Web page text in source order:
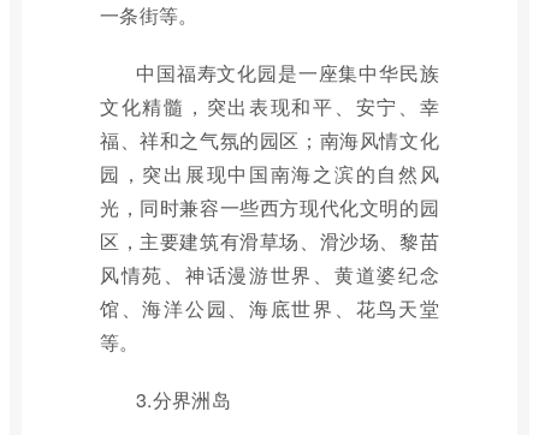
一条街等。
中国福寿文化园是一座集中华民族
文化精髓，突出表现和平、安宁、幸
福、祥和之气氛的园区；南海风情文化
园，突出展现中国南海之滨的自然风
光，同时兼容一些西方现代化文明的园
区，主要建筑有滑草场、滑沙场、黎苗
风情苑、神话漫游世界、黄道婆纪念
馆、海洋公园、海底世界、花鸟天堂
等。
3.分界洲岛